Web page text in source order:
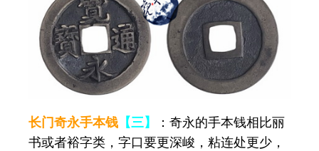
长门奇永手本钱 【三】
：奇永的手本钱相比丽
书或者裕字类，字口要更深峻，粘连处更少，